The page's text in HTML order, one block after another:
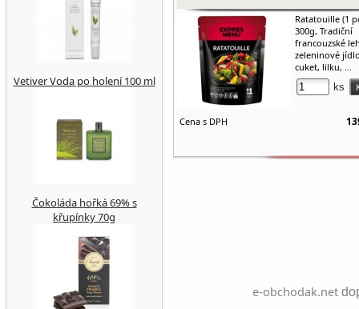
Ratatouille (1
300g, Tradiční
francouzské
zeleninové
cuket, lilku, ...
ks
Cena s DPH
e-obchodak.net
Vetiver Voda po holení 100 ml
Čokoláda hořká 69% s
křupínky 70g